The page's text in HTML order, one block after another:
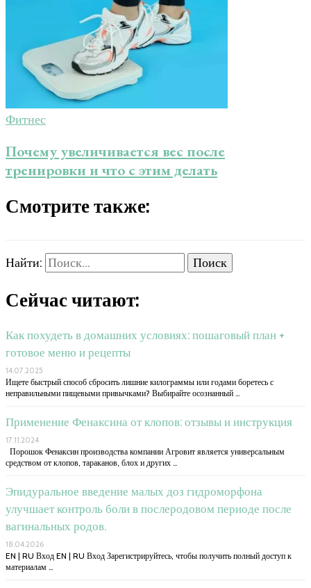
Фитнес
Почему увеличивается вес после
тренировки и что с этим делать
Смотрите также:
Найти:
Сейчас читают:
Как похудеть в домашних условиях: пошаговый план +
готовое меню и рецепты
14.07.2025
Ищете быстрый способ сбросить лишние килограммы или годами боретесь с
неправильными пищевыми привычками? Выбирайте осознанный …
Применение Фенаксина от клопов: отзывы и инструкция
17.11.2024
Порошок Фенаксин производства компании Агровит является универсальным
средством от клопов, тараканов, блох и других …
Эпидуральное введение малых доз гидроморфона
улучшает контроль боли в послеродовом периоде после
вагинальных родов.
18.04.2026
EN | RU Вход EN | RU Вход Зарегистрируйтесь, чтобы получить полный доступ к
материалам …